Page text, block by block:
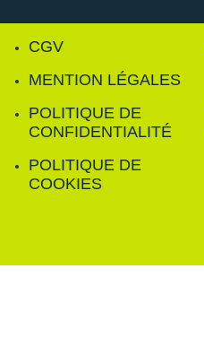
CGV
MENTION LÉGALES
POLITIQUE DE
CONFIDENTIALITÉ
POLITIQUE DE
COOKIES